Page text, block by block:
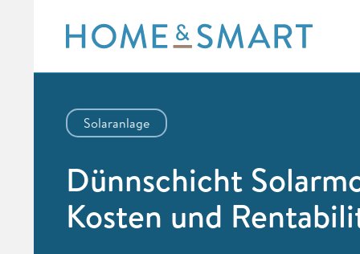
content
Solaranlage
Dünnschicht
Kosten und